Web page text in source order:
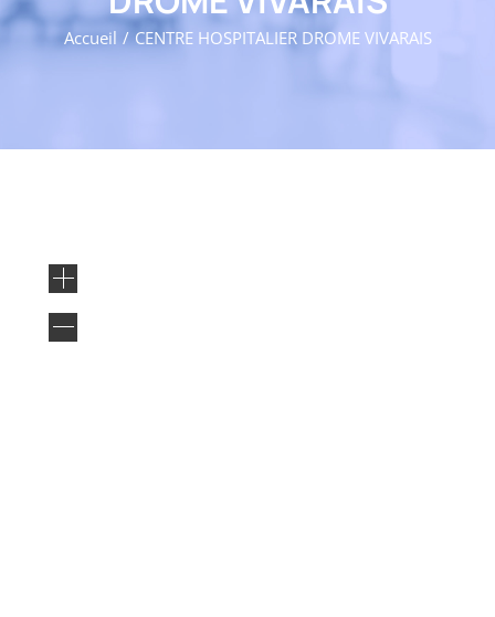
Accueil CENTRE HOSPITALIER DROME VIVARAIS